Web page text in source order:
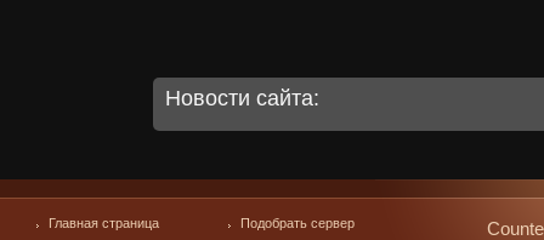
Новости сайта:
Главная страница
Подобрать сервер